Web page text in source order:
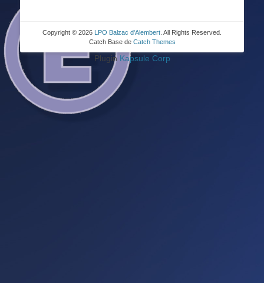
Copyright © 2026 LPO Balzac d'Alembert . All Rights Reserved.
Catch Base de Catch Themes
Plugin Kapsule Corp